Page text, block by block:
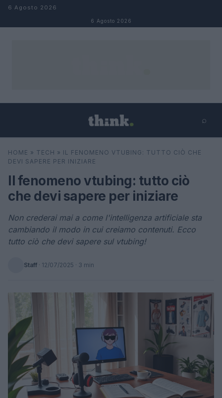
Salta al contenuto
6 Agosto 2026
6 Agosto 2026
⌕
Cerca ⌕
HOME » TECH » IL FENOMENO VTUBING: TUTTO CIÒ CHE
DEVI SAPERE PER INIZIARE
Il fenomeno vtubing: tutto ciò
che devi sapere per iniziare
Non crederai mai a come l'intelligenza artificiale sta
cambiando il modo in cui creiamo contenuti. Ecco
tutto ciò che devi sapere sul vtubing!
Staff · 12/07/2025 · 3 min